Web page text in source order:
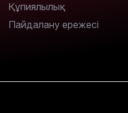
Құпиялылық
Пайдалану ережесі